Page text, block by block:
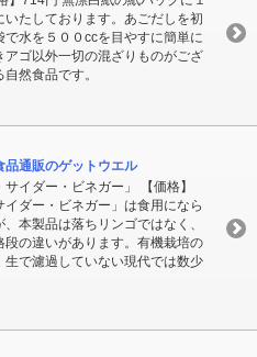
たしております。あごだしを初
水を５００ccを目やすに簡単に
ゴ以外一切の混ざりものがござ
然食品です。
品通販のゲットウエル
イダー・ビネガー」 【価格】
ダー・ビネガー」は食用になら
本製品は落ちリンゴではなく、
の違いがあります。有機栽培の
で濾過していない現代では数少